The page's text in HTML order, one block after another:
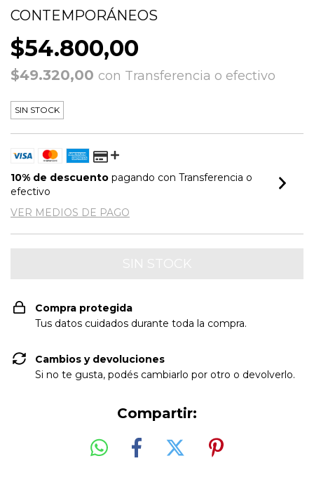
CONTEMPORÁNEOS
$54.800,00
$49.320,00 con Transferencia o efectivo
SIN STOCK
10% de descuento pagando con Transferencia o
efectivo
VER MEDIOS DE PAGO
Compra protegida
Tus datos cuidados durante toda la compra.
Cambios y devoluciones
Si no te gusta, podés cambiarlo por otro o devolverlo.
Compartir: